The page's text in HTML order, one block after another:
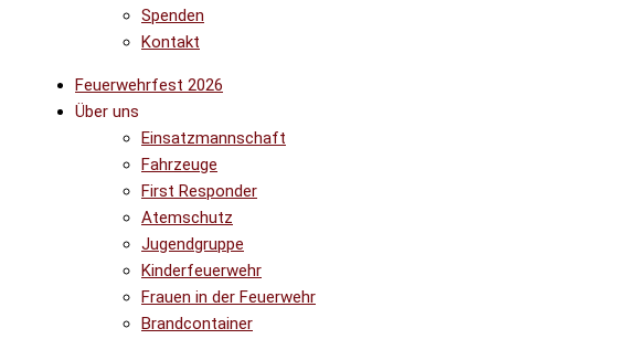
Spenden
Kontakt
Feuerwehrfest 2026
Über uns
Einsatzmannschaft
Fahrzeuge
First Responder
Atemschutz
Jugendgruppe
Kinderfeuerwehr
Frauen in der Feuerwehr
Brandcontainer